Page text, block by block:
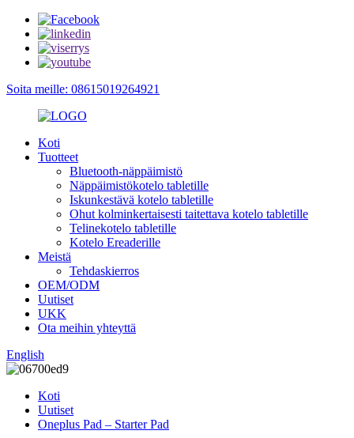
Soita meille: 08615019264921
Koti
Tuotteet
Bluetooth-näppäimistö
Näppäimistökotelo tabletille
Iskunkestävä kotelo tabletille
Ohut kolminkertaisesti taitettava kotelo tabletille
Telinekotelo tabletille
Kotelo Ereaderille
Meistä
Tehdaskierros
OEM/ODM
Uutiset
UKK
Ota meihin yhteyttä
English
Koti
Uutiset
Oneplus Pad – Starter Pad